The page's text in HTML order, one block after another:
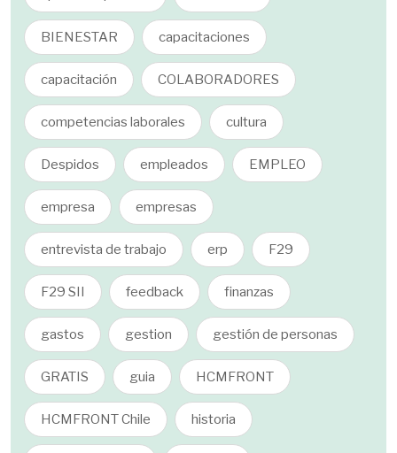
BIENESTAR capacitaciones
capacitación COLABORADORES
competencias laborales cultura
Despidos empleados EMPLEO
empresa empresas
entrevista de trabajo erp F29
F29 SII feedback finanzas
gastos gestion gestión de personas
GRATIS guia HCMFRONT
HCMFRONT Chile historia